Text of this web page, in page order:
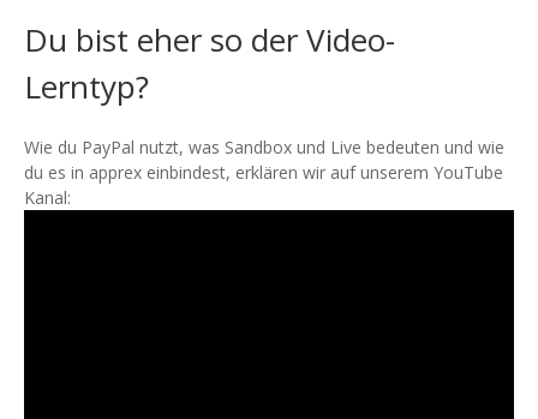
Du bist eher so der Video-
Lerntyp?
Wie du PayPal nutzt, was Sandbox und Live bedeuten und wie
du es in apprex einbindest, erklären wir auf unserem YouTube
Kanal: